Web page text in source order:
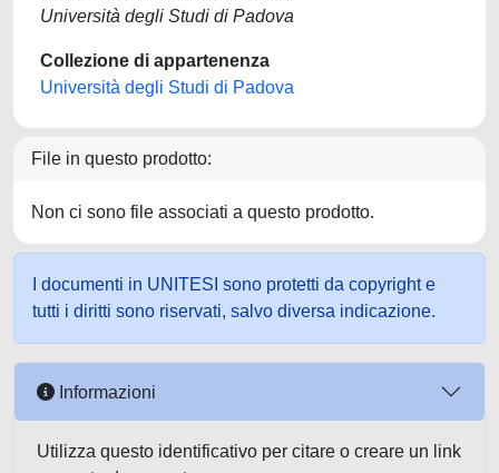
Università degli Studi di Padova
Collezione di appartenenza
Università degli Studi di Padova
File in questo prodotto:
Non ci sono file associati a questo prodotto.
I documenti in UNITESI sono protetti da copyright e
tutti i diritti sono riservati, salvo diversa indicazione.
Informazioni
Utilizza questo identificativo per citare o creare un link